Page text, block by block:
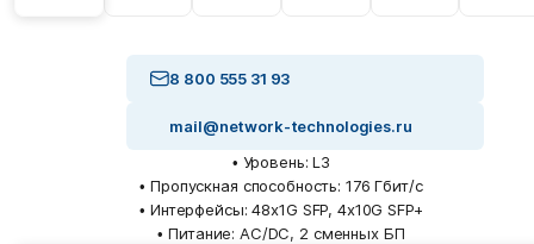
8 800 555 31 93
mail@network-technologies.ru
• Уровень: L3
• Пропускная способность: 176 Гбит/с
• Интерфейсы: 48x1G SFP, 4x10G SFP+
• Питание: AC/DC, 2 сменных БП